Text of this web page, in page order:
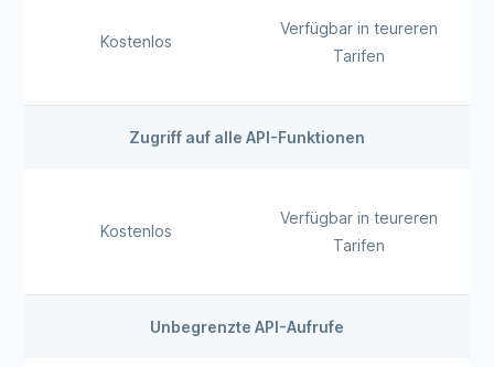
Kostenlos
Verfügbar in teureren
Tarifen
Zugriff auf alle API-Funktionen
Kostenlos
Verfügbar in teureren
Tarifen
Unbegrenzte API-Aufrufe